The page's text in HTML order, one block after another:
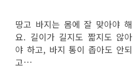
땅고 바지는 몸에 잘 맞아야 해
요. 길이가 길지도 짧지도 않아
야 하고, 바지 통이 좁아도 안되
고…